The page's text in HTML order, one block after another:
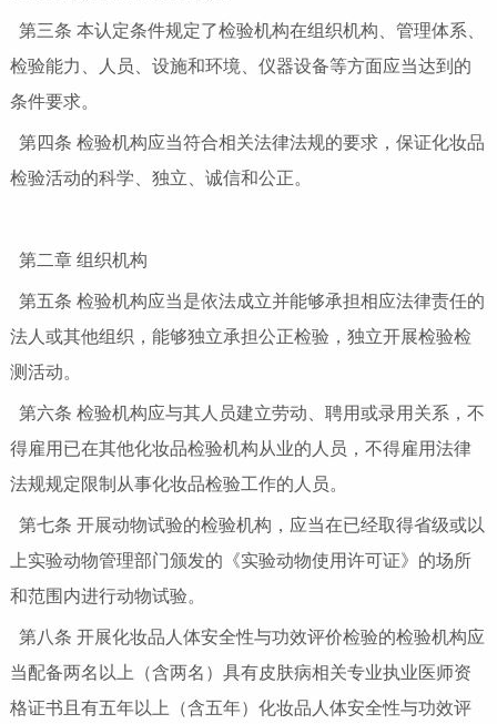
第三条 本认定条件规定了检验机构在组织机构、管理体系、
检验能力、人员、设施和环境、仪器设备等方面应当达到的
条件要求。
第四条 检验机构应当符合相关法律法规的要求，保证化妆品
检验活动的科学、独立、诚信和公正。
第二章 组织机构
第五条 检验机构应当是依法成立并能够承担相应法律责任的
法人或其他组织，能够独立承担公正检验，独立开展检验检
测活动。
第六条 检验机构应与其人员建立劳动、聘用或录用关系，不
得雇用已在其他化妆品检验机构从业的人员，不得雇用法律
法规规定限制从事化妆品检验工作的人员。
第七条 开展动物试验的检验机构，应当在已经取得省级或以
上实验动物管理部门颁发的《实验动物使用许可证》的场所
和范围内进行动物试验。
第八条 开展化妆品人体安全性与功效评价检验的检验机构应
当配备两名以上（含两名）具有皮肤病相关专业执业医师资
格证书且有五年以上（含五年）化妆品人体安全性与功效评